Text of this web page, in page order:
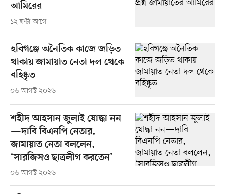
আমিরের
১২ ঘণ্টা আগে
হবিগঞ্জে অনৈতিক কাজে জড়িত
থাকায় জামায়াত নেতা দল থেকে
বহিষ্কৃত
০৬ আগস্ট ২০২৬
শহীদ আহসান জুলাই যোদ্ধা নন
—দাবি বিএনপি নেতার,
জামায়াত নেতা বললেন,
‘সারজিসও ছাত্রলীগ করতেন’
০৬ আগস্ট ২০২৬